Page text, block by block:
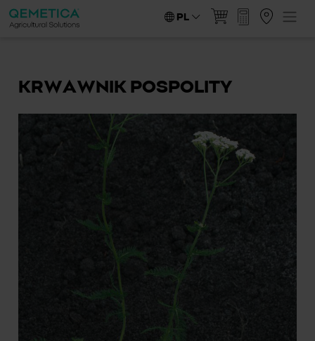
PL
KRWAWNIK POSPOLITY